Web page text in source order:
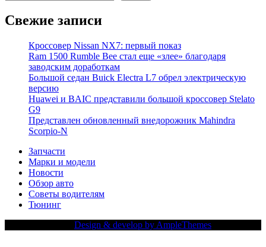
Свежие записи
Кроссовер Nissan NX7: первый показ
Ram 1500 Rumble Bee стал еще «злее» благодаря
заводским доработкам
Большой седан Buick Electra L7 обрел электрическую
версию
Huawei и BAIC представили большой кроссовер Stelato
G9
Представлен обновленный внедорожник Mahindra
Scorpio-N
Запчасти
Марки и модели
Новости
Обзор авто
Советы водителям
Тюнинг
Design & develop by AmpleThemes